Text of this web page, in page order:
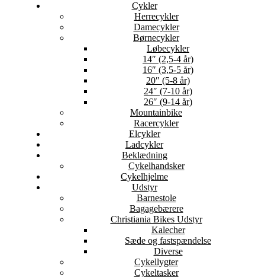
Cykler
Herrecykler
Damecykler
Børnecykler
Løbecykler
14″ (2,5-4 år)
16″ (3,5-5 år)
20″ (5-8 år)
24″ (7-10 år)
26″ (9-14 år)
Mountainbike
Racercykler
Elcykler
Ladcykler
Beklædning
Cykelhandsker
Cykelhjelme
Udstyr
Barnestole
Bagagebærere
Christiania Bikes Udstyr
Kalecher
Sæde og fastspændelse
Diverse
Cykellygter
Cykeltasker